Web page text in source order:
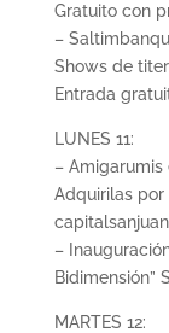
Gratuito con
–
Shows de
Entrada
LUNES 11:
– Amigarumis
Adquirilas
–
Bidimensión”
MARTES 12: